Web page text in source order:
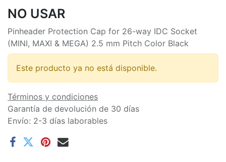
NO USAR
Pinheader Protection Cap for 26-way IDC Socket
(MINI, MAXI & MEGA) 2.5 mm Pitch Color Black
Este producto ya no está disponible.
Términos y condiciones
Garantía de devolución de 30 días
Envío: 2-3 días laborables